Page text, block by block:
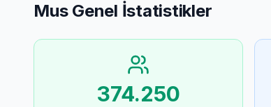
MusGenel İstatistikler
374.250